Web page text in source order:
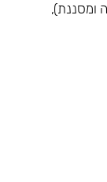
ומסננת),